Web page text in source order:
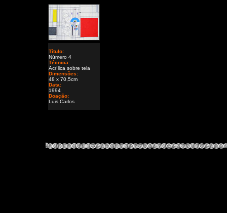
Título:
Número 4
Técnica:
Acrílica sobre tela
Dimensões:
48 x 70,5cm
Data:
1994
Doação:
Luis Carlos